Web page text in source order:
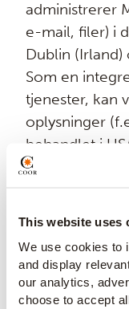
This website uses
We use cookies to
and display
our analytics,
choose to accept
administrerer
e-mail, filer) i
Dublin (Irland)
Som en
tjenester, kan
oplysninger
behandlet i
også indgået
("EU Model
Microsoft-